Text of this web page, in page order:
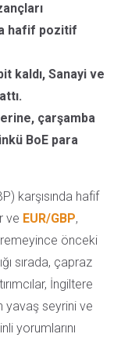
hafif pozitif
kaldı, Sanayi ve
çarşamba
BoE para
karşısında hafif
ve EUR/GBP,
önceki
sırada, çapraz
İngiltere
yavaş seyrini ve
yorumlarını